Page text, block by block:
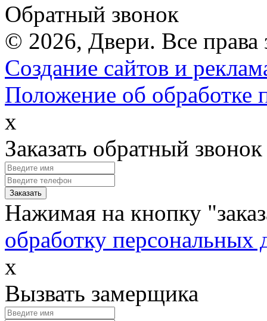
Обратный звонок
© 2026, Двери. Все
Создание сайтов и
Положение об обработке
x
Заказать обратный звонок
Нажимая на кнопку
обработку персональных
x
Вызвать замерщика